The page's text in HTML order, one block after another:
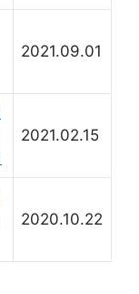
2021.09.01
2021.02.15
2020.10.22